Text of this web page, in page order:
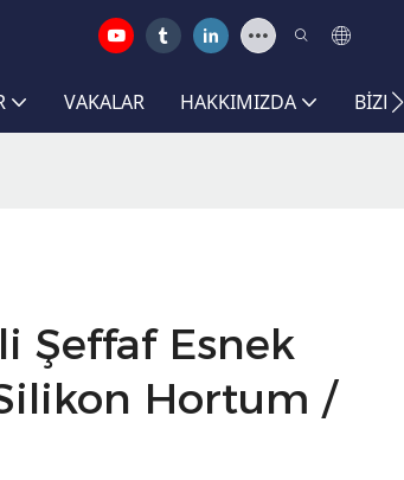
VAKALAR HAKKIMIZDA BIZE
Şeffaf Esnek
Silikon Hortum /